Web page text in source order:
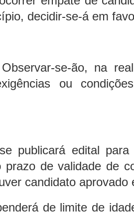
decidir-se-á em
se-ão, na
ou
publicará edital para
prazo de validade de
candidato
de limite de